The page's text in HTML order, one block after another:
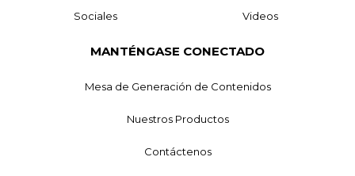
Sociales Videos
MANTÉNGASE CONECTADO
Mesa de Generación de Contenidos
Nuestros Productos
Contáctenos